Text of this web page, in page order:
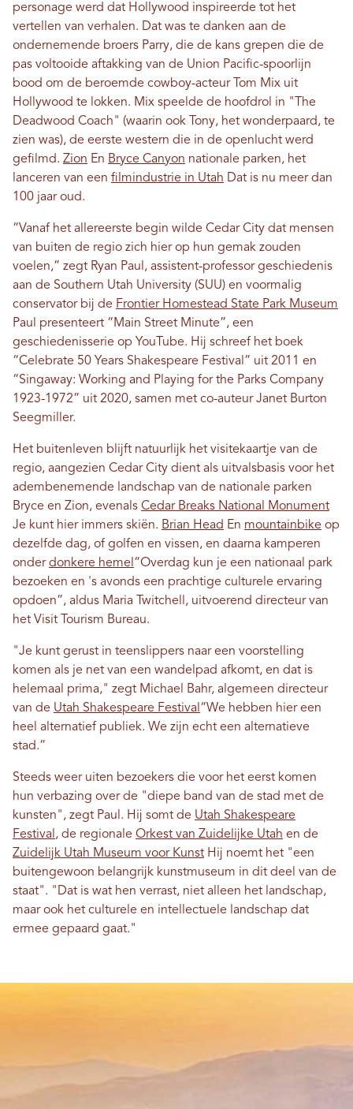
personage werd dat Hollywood inspireerde tot het
vertellen van verhalen. Dat was te danken aan de
ondernemende broers Parry, die de kans grepen die de
pas voltooide aftakking van de Union Pacific-spoorlijn
bood om de beroemde cowboy-acteur Tom Mix uit
Hollywood te lokken. Mix speelde de hoofdrol in "The
Deadwood Coach" (waarin ook Tony, het wonderpaard, te
zien was), de eerste western die in de openlucht werd
gefilmd. Zion En Bryce Canyon nationale parken, het
lanceren van een filmindustrie in Utah Dat is nu meer dan
100 jaar oud.
“Vanaf het allereerste begin wilde Cedar City dat mensen
van buiten de regio zich hier op hun gemak zouden
voelen,” zegt Ryan Paul, assistent-professor geschiedenis
aan de Southern Utah University (SUU) en voormalig
conservator bij de Frontier Homestead State Park Museum
Paul presenteert “Main Street Minute”, een
geschiedenisserie op YouTube. Hij schreef het boek
“Celebrate 50 Years Shakespeare Festival” uit 2011 en
“Singaway: Working and Playing for the Parks Company
1923-1972” uit 2020, samen met co-auteur Janet Burton
Seegmiller.
Het buitenleven blijft natuurlijk het visitekaartje van de
regio, aangezien Cedar City dient als uitvalsbasis voor het
adembenemende landschap van de nationale parken
Bryce en Zion, evenals Cedar Breaks National Monument
Je kunt hier immers skiën. Brian Head En mountainbike op
dezelfde dag, of golfen en vissen, en daarna kamperen
onderdonkere hemel “Overdag kun je een nationaal park
bezoeken en 's avonds een prachtige culturele ervaring
opdoen”, aldus Maria Twitchell, uitvoerend directeur van
het Visit Tourism Bureau.
"Je kunt gerust in teenslippers naar een voorstelling
komen als je net van een wandelpad afkomt, en dat is
helemaal prima," zegt Michael Bahr, algemeen directeur
van de Utah Shakespeare Festival “We hebben hier een
heel alternatief publiek. We zijn echt een alternatieve
stad.”
Steeds weer uiten bezoekers die voor het eerst komen
hun verbazing over de "diepe band van de stad met de
kunsten", zegt Paul. Hij somt de Utah Shakespeare
Festival , de regionale Orkest van Zuidelijke Utah en de
Zuidelijk Utah Museum voor Kunst Hij noemt het "een
buitengewoon belangrijk kunstmuseum in dit deel van de
staat". "Dat is wat hen verrast, niet alleen het landschap,
maar ook het culturele en intellectuele landschap dat
ermee gepaard gaat."